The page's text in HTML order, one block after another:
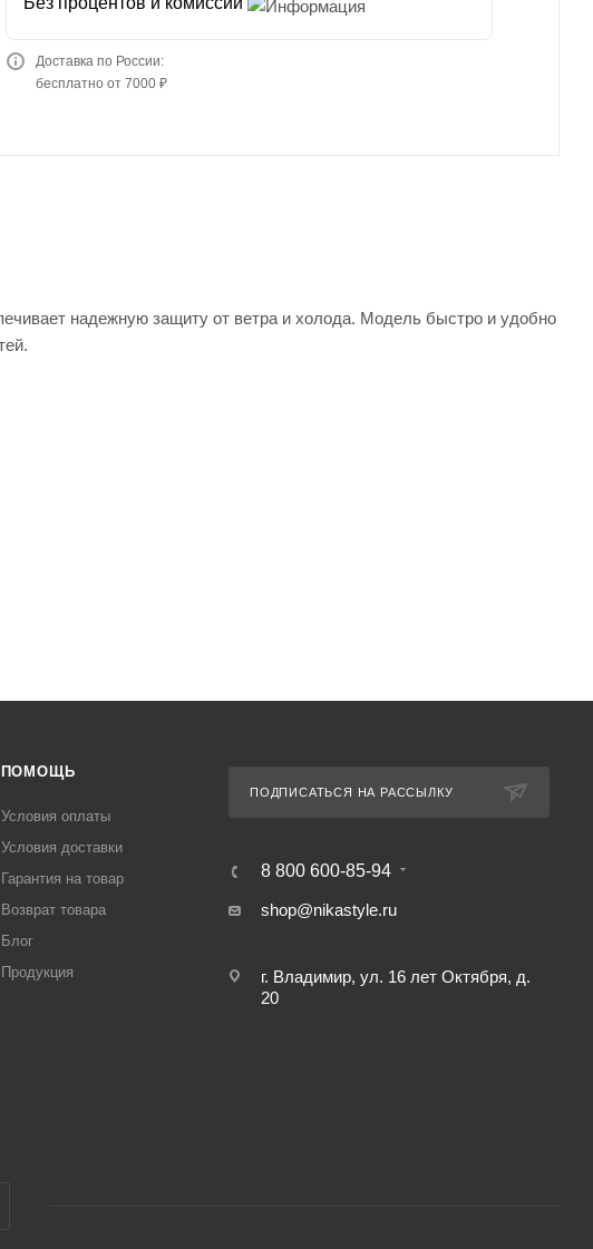
Доставка по России:
бесплатно от 7000 ₽
надежную защиту от ветра и холода. Модель быстро и удобно
ПОМОЩЬ
Условия оплаты
Условия доставки
Гарантия на товар
Возврат товара
Блог
Продукция
ПОДПИСАТЬСЯ НА РАССЫЛКУ
8 800 600-85-94
shop@nikastyle.ru
г. Владимир, ул. 16 лет Октября, д.
20